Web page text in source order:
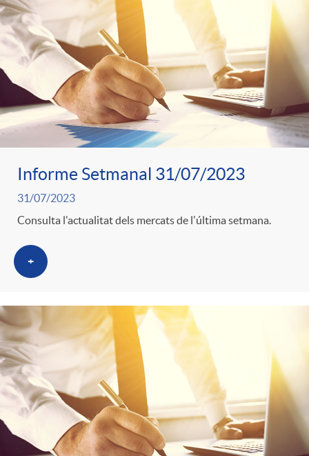
r
i
a
s
Informe Setmanal 31/07/2023
31/07/2023
Consulta l'actualitat dels mercats de l'última setmana.
+